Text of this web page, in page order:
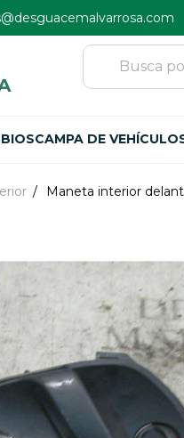
CAMPA DE
Maneta interior